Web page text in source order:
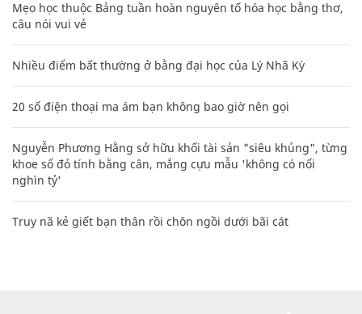
Mẹo học thuộc Bảng tuần hoàn nguyên tố hóa học bằng thơ,
câu nói vui vẻ
Nhiều điểm bất thường ở bằng đại học của Lý Nhã Kỳ
20 số điện thoại ma ám bạn không bao giờ nên gọi
Nguyễn Phương Hằng sở hữu khối tài sản "siêu khủng", từng
khoe sổ đỏ tính bằng cân, mắng cựu mẫu 'không có nổi
nghìn tỷ'
Truy nã kẻ giết bạn thân rồi chôn ngồi dưới bãi cát